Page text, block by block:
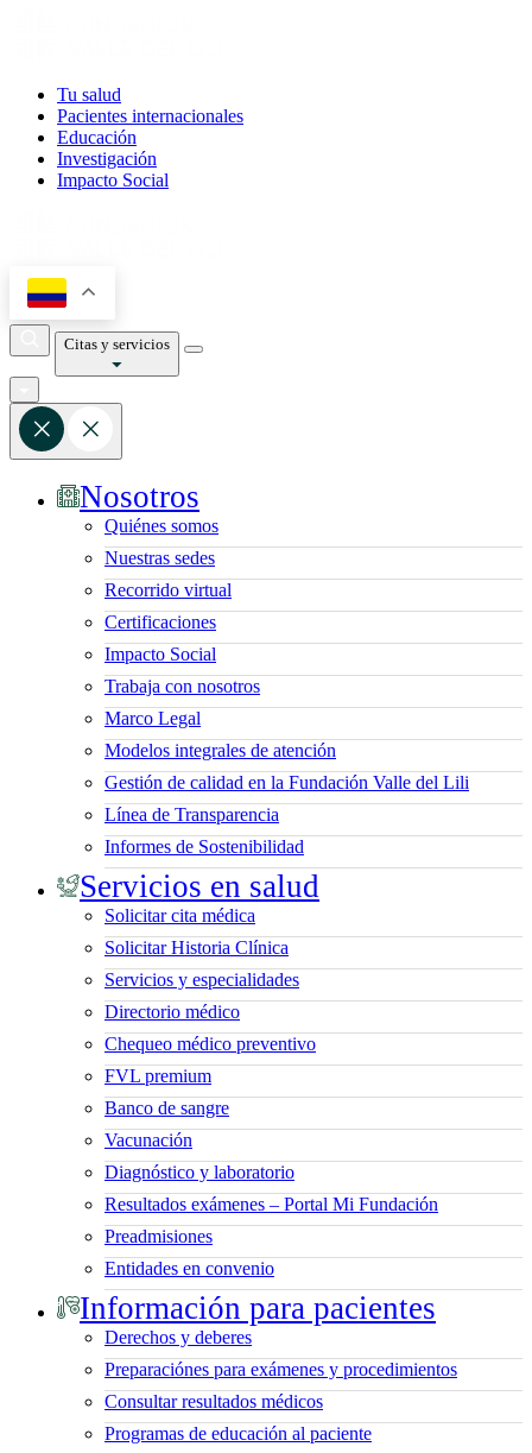
Tu salud
Pacientes internacionales
Educación
Investigación
Impacto Social
Citas y servicios
Nosotros
Quiénes somos
Nuestras sedes
Recorrido virtual
Certificaciones
Impacto Social
Trabaja con nosotros
Marco Legal
Modelos integrales de atención
Gestión de calidad en la Fundación Valle del Lili
Línea de Transparencia
Informes de Sostenibilidad
Servicios en salud
Solicitar cita médica
Solicitar Historia Clínica
Servicios y especialidades
Directorio médico
Chequeo médico preventivo
FVL premium
Banco de sangre
Vacunación
Diagnóstico y laboratorio
Resultados exámenes – Portal Mi Fundación
Preadmisiones
Entidades en convenio
Información para pacientes
Derechos y deberes
Preparaciónes para exámenes y procedimientos
Consultar resultados médicos
Programas de educación al paciente